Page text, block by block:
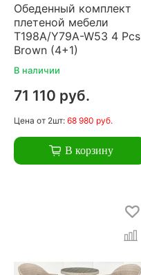
Обеденный комплект
плетеной мебели
T198A/Y79A-W53 4 Pcs
Brown (4+1)
В наличии
71 110 руб.
Цена от 2шт: 68 980 руб.
В корзину